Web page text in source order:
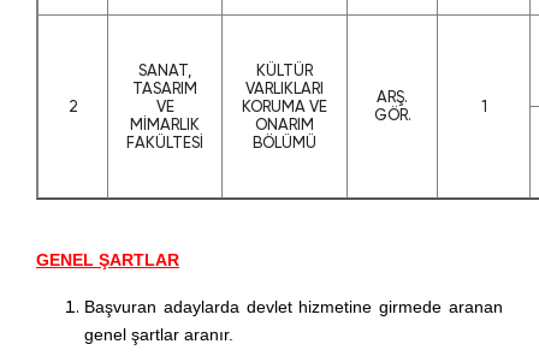
2
SANAT,
TASARIM
VE
MİMARLIK
FAKÜLTESİ
KÜLTÜR
VARLIKLARI
KORUMA VE
ONARIM
BÖLÜMÜ
ARŞ.
GÖR.
1
GENEL ŞARTLAR
Başvuran adaylarda devlet hizmetine girmede aranan
genel şartlar aranır.